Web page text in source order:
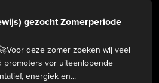
gezocht Zomerperiode
deze zomer zoeken wij veel
promoters vor uiteenlopende
energiek en...